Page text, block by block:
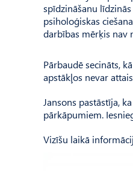
spīdzināšanu
psiholoģiskas
darbības mērķis nav
Pārbaudē secināts,
apstākļos nevar
Jansons pastāstīja,
pārkāpumiem.
Vizīšu laikā